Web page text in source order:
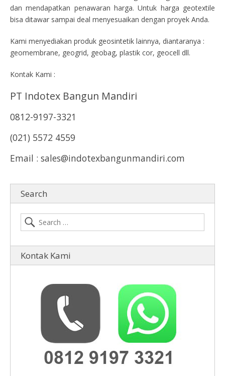
dan mendapatkan penawaran harga. Untuk harga geotextile
bisa ditawar sampai deal menyesuaikan dengan proyek Anda.
Kami menyediakan produk geosintetik lainnya, diantaranya :
geomembrane, geogrid, geobag, plastik cor, geocell dll.
Kontak Kami :
PT Indotex Bangun Mandiri
0812-9197-3321
(021) 5572 4559
Email : sales@indotexbangunmandiri.com
Search
Kontak Kami